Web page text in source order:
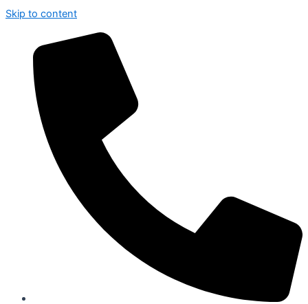
Skip to content